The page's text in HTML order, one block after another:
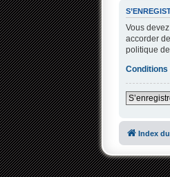
Vous
accorder
politique
Conditions
Index